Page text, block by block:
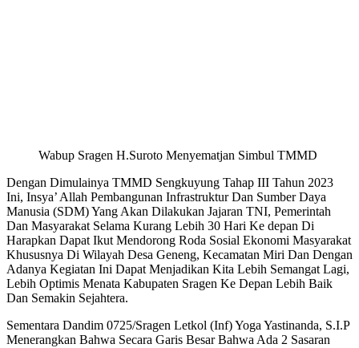
Wabup Sragen H.Suroto Menyematjan Simbul TMMD
Dengan Dimulainya TMMD Sengkuyung Tahap III Tahun 2023
Ini, Insya’ Allah Pembangunan Infrastruktur Dan Sumber Daya
Manusia (SDM) Yang Akan Dilakukan Jajaran TNI, Pemerintah
Dan Masyarakat Selama Kurang Lebih 30 Hari Ke depan Di
Harapkan Dapat Ikut Mendorong Roda Sosial Ekonomi Masyarakat
Khususnya Di Wilayah Desa Geneng, Kecamatan Miri Dan Dengan
Adanya Kegiatan Ini Dapat Menjadikan Kita Lebih Semangat Lagi,
Lebih Optimis Menata Kabupaten Sragen Ke Depan Lebih Baik
Dan Semakin Sejahtera.
Sementara Dandim 0725/Sragen Letkol (Inf) Yoga Yastinanda, S.I.P
Menerangkan Bahwa Secara Garis Besar Bahwa Ada 2 Sasaran